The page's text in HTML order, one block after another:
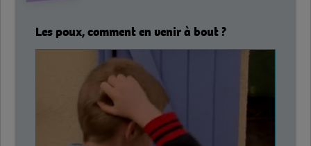
Les poux, comment en venir à bout ?